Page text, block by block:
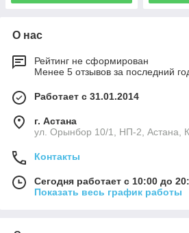
О нас
Рейтинг не сформирован
Менее 5 отзывов за последний
Работает с 31.01.2014
г. Астана
ул. Орынбор 10/1, НП-2, Астана,
Контакты
Сегодня работает с 10:00 до
Показать весь график работы